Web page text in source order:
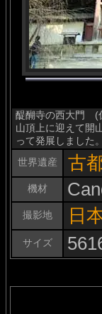
醍醐寺の西大門 (
山頂上に迎えて開
って発展しました
世界遺産
古
機材
撮影地 日
サイズ